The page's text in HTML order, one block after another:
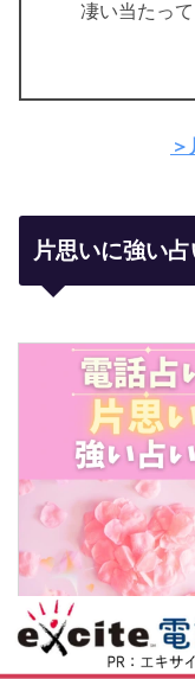
凄い当たっ
片思いに強い
片思いに強い占い